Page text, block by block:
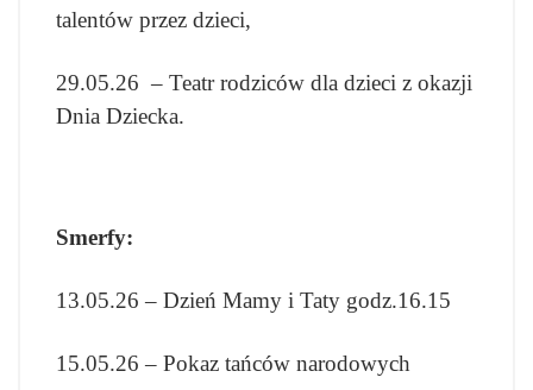
talentów przez dzieci,
29.05.26 – Teatr rodziców dla dzieci z okazji
Dnia Dziecka.
Smerfy:
13.05.26 – Dzień Mamy i Taty godz.16.15
15.05.26 – Pokaz tańców narodowych